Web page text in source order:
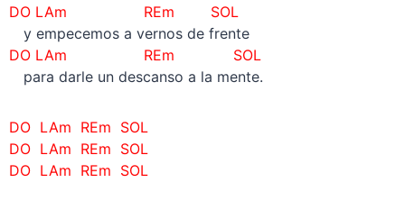
DO LAm REm SOL
y empecemos a vernos de frente
DO LAm REm SOL
para darle un descanso a la mente.
DO LAm REm SOL
DO LAm REm SOL
DO LAm REm SOL